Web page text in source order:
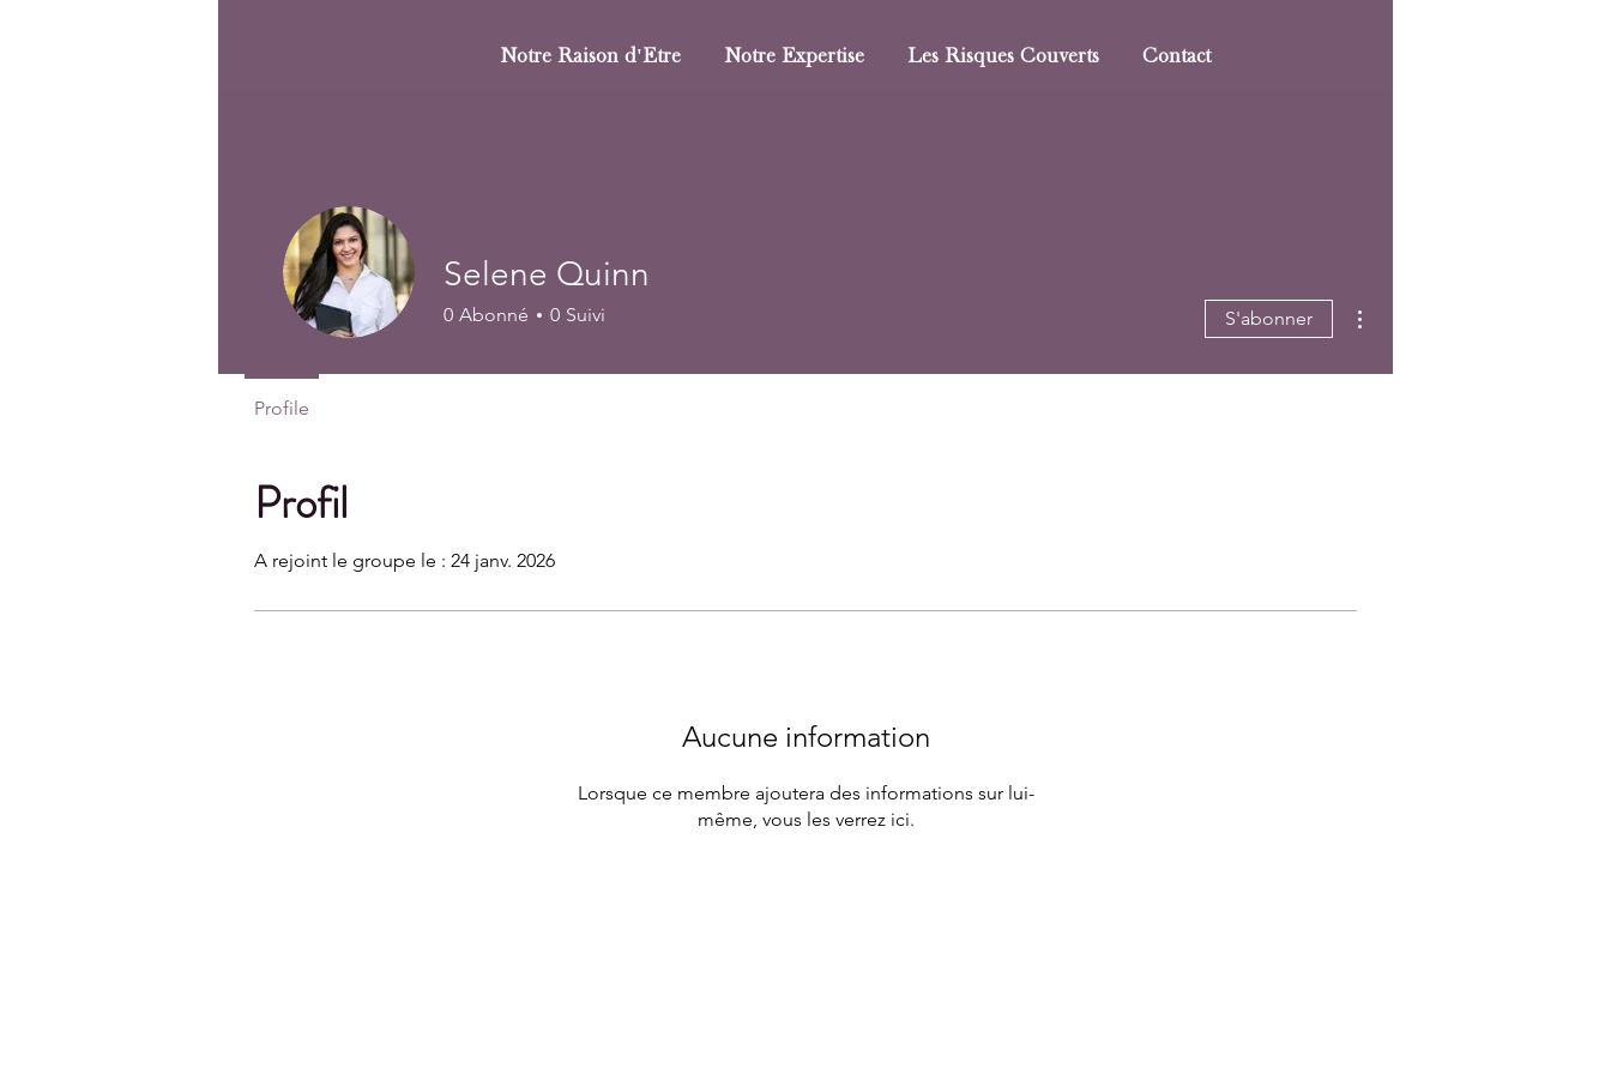
Notre Raison d'Etre Notre Expertise Les Risques Couverts Contact
Profil
A rejoint le groupe le : 24 janv. 2026
Aucune information
Lorsque ce membre ajoutera des informations sur lui-
même, vous les verrez ici.
Selene Quinn
0 Abonné 0 Suivi S'abonner
Profile